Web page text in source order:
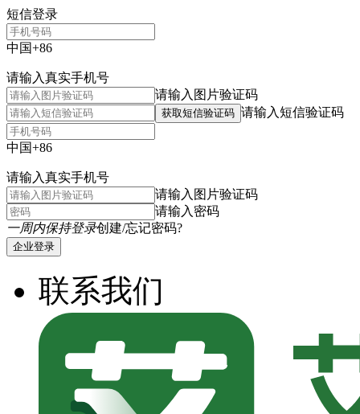
短信登录
中国+86
请输入真实手机号
请输入图片验证码
获取短信验证码 请输入短信验证码
中国+86
请输入真实手机号
请输入图片验证码
请输入密码
一周内保持登录创建/忘记密码?
企业登录
联系我们